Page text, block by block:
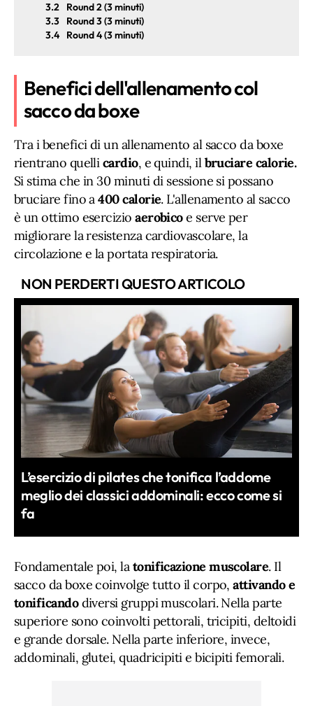
3.2
Round 2 (3 minuti)
3.3
Round 3 (3 minuti)
3.4
Round 4 (3 minuti)
Benefici dell'allenamento col
sacco da boxe
Tra i benefici di un allenamento al sacco da boxe
rientrano quellicardio, e quindi, ilbruciare calorie.
Si stima che in 30 minuti di sessione si possano
bruciare fino a400 calorie. L'allenamento al sacco
è un ottimo esercizioaerobicoe serve per
migliorare la resistenza cardiovascolare, la
circolazione e la portata respiratoria.
NON PERDERTI QUESTO ARTICOLO
L’esercizio di pilates che tonifica l’addome
meglio dei classici addominali: ecco come si
fa
Fondamentale poi, latonificazione muscolare. Il
sacco da boxe coinvolge tutto il corpo,attivando e
tonificandodiversi gruppi muscolari. Nella parte
superiore sono coinvolti pettorali, tricipiti, deltoidi
e grande dorsale. Nella parte inferiore, invece,
addominali, glutei, quadricipiti e bicipiti femorali.